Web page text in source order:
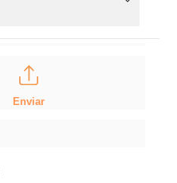
Enviar